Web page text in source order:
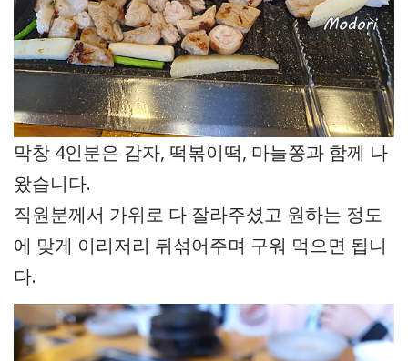
막창 4인분은 감자, 떡볶이떡, 마늘쫑과 함께 나
왔습니다.
직원분께서 가위로 다 잘라주셨고 원하는 정도
에 맞게 이리저리 뒤섞어주며 구워 먹으면 됩니
다.